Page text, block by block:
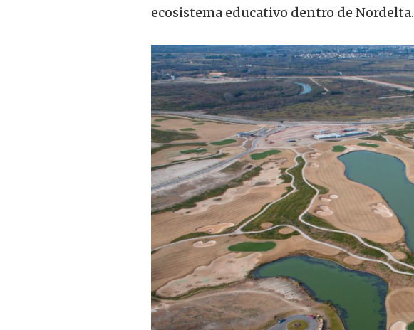
ecosistema educativo dentro de Nordelta.